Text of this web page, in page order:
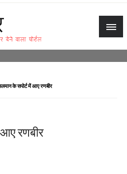
के सपोर्ट में आए रणबीर
रणबीर